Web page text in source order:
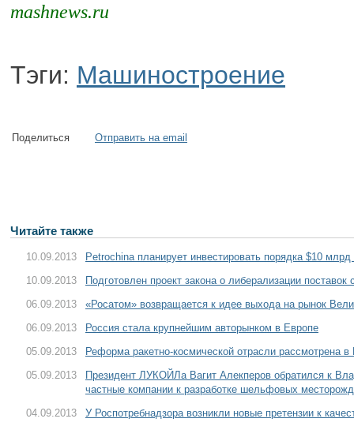
mashnews.ru
Тэги: Машиностроение
Поделиться Отправить на email
Читайте также
10.09.2013
Petrochina планирует инвестировать порядка $10
10.09.2013
Подготовлен проект закона о либерализации поставок
06.09.2013
«Росатом» возвращается к идее выхода на рынок
06.09.2013
Россия стала крупнейшим авторынком в Европе
05.09.2013
Реформа ракетно-космической отрасли рассмотрена
05.09.2013
Президент ЛУКОЙЛа Вагит Алекперов обратился к
частные компании к разработке шельфовых
04.09.2013
У Роспотребнадзора возникли новые претензии к